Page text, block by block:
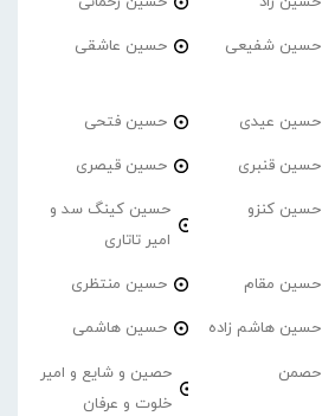
حسین شفیعی حسین عاشقی
حسین عیدی حسین فتحی
حسین قنبری حسین قیصری
حسین کنزو
حسین کینگ سد و
امیر تاتاری
حسین مقام حسین منتظری
حسین هاشم زاده حسین هاشمی
حصمن
حصین و شایع و امیر
خلوت و عرفان